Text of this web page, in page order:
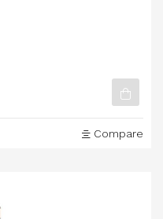
Compare